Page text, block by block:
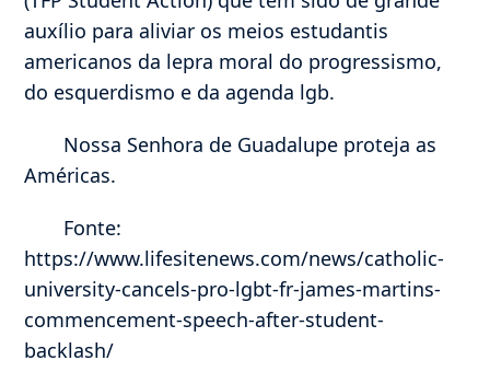
auxílio para aliviar os meios estudantis
americanos da lepra moral do progressismo,
do esquerdismo e da agenda lgb.
Nossa Senhora de Guadalupe proteja as
Américas.
Fonte:
https://www.lifesitenews.com/news/catholic-
university-cancels-pro-lgbt-fr-james-martins-
commencement-speech-after-student-
backlash/